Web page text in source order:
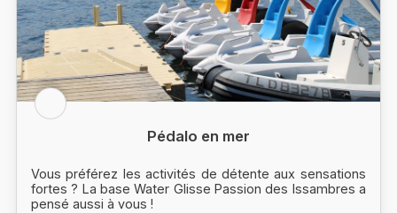
Pédalo en mer
Vous préférez les activités de détente aux sensations
fortes ? La base Water Glisse Passion des Issambres a
pensé aussi à vous !